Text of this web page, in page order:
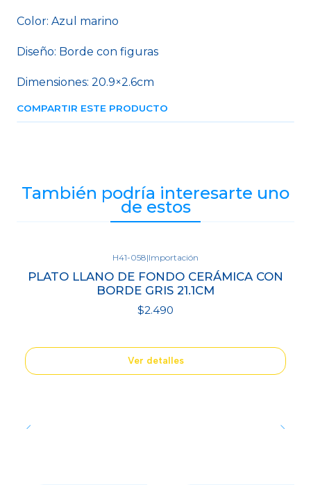
Color: Azul marino
Diseño: Borde con figuras
Dimensiones: 20.9×2.6cm
COMPARTIR ESTE PRODUCTO
También podría interesarte uno
de estos
H41-058|Importación
PLATO LLANO DE FONDO CERÁMICA CON
BORDE GRIS 21.1CM
$2.490
Ver detalles